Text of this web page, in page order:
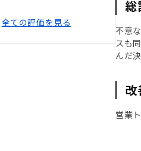
全ての評価を見る
総
不意
スも
んだ
改
営業